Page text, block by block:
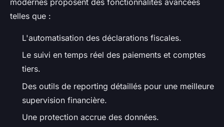
modernes proposent des fonctionnalités avancées
telles que :
L'automatisation des déclarations fiscales.
Le suivi en temps réel des paiements et comptes
tiers.
Des outils de reporting détaillés pour une meilleure
supervision financière.
Une protection accrue des données.